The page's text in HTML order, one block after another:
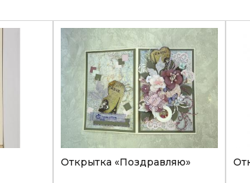
Открытка «Поздравляю»